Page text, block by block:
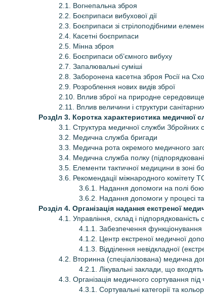
2.1. Вогнепальна зброя
2.2. Боєприпаси вибухової дії
2.3. Боєприпаси зі стрілоподібними
2.4. Касетні боєприпаси
2.5. Мінна зброя
2.6. Боєприпаси об’ємного вибуху
2.7. Запалювальні суміші
2.8. Заборонена касетна зброя Росії на
2.9. Розроблення нових видів зброї
2.10. Вплив зброї на природне середовище
2.11. Вплив величини і структури
РоздIл 3. Коротка характеристика медичної
3.1. Структура медичної служби Збройних
3.2. Медична служба бригади
3.3. Медична рота окремого медичного
3.4. Медична служба полку
3.5. Елементи тактичної медицини в зоні
3.6. Рекомендації міжнародного
3.6.1. Надання допомоги на полі бою
3.6.2. Надання допомоги у процесі
Розділ 4. Організація надання екстреної
4.1. Управління, склад і
4.1.1. Забезпечення
4.1.2. Центр екстреної медичної
4.1.3. Відділення невідкладної
4.2. Вторинна (спеціалізована) медична
4.2.1. Лікувальні заклади, що входять
4.3. Організація медичного сортування під
4.3.1. Сортувальні категорії та